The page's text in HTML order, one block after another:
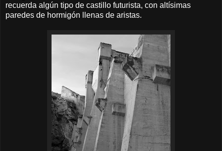
recuerda algún tipo de castillo futurista, con altísimas
paredes de hormigón llenas de aristas.